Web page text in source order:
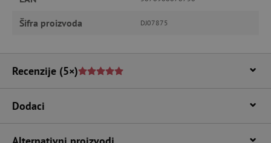
Šifra proizvoda DJ07875
Recenzije (5×)
Dodaci